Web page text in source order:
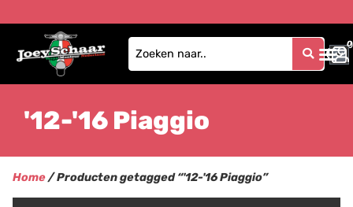
0
0
'12-'16 Piaggio
Home/ Producten getagged “'12-'16 Piaggio”